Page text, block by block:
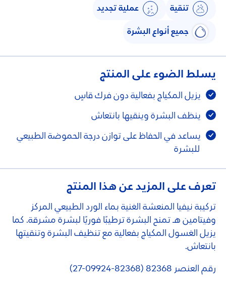
تنقية عملية تجديد
جميع أنواع البشرة
يسلط الضوء على المنتج
يزيل المكياج بفعالية دون فرك قاسٍ
ينظف البشرة وينقيها بانتعاش
يساعد في الحفاظ على توازن درجة الحموضة الطبيعي
للبشرة
تعرف على المزيد عن هذا المنتج
تركيبة نيفيا المنعشة الغنية بماء الورد الطبيعي المركز
وفيتامين هـ تمنح البشرة ترطيبًا فوريًا لبشرة مشرقة. كما
يزيل الغسول المكياج بفعالية مع تنظيف البشرة وتنقيتها
بانتعاش.
رقم العنصر 82368 (82368-09924-27)